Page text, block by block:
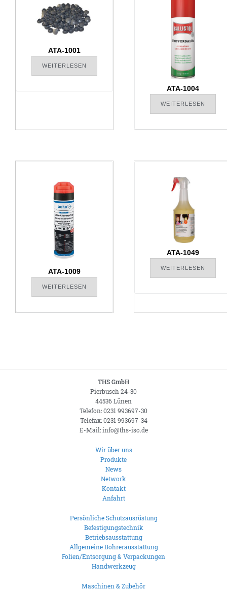
ATA-1001
WEITERLESEN
ATA-1004
WEITERLESEN
ATA-1009
WEITERLESEN
ATA-1049
WEITERLESEN
THS GmbH
Pierbusch 24-30
44536 Lünen
Telefon: 0231 993697-30
Telefax: 0231 993697-34
E-Mail: info@ths-iso.de
Wir über uns
Produkte
News
Network
Kontakt
Anfahrt
Persönliche Schutzausrüstung
Befestigungstechnik
Betriebsausstattung
Allgemeine Bohrerausstattung
Folien/Entsorgung & Verpackungen
Handwerkzeug
Maschinen & Zubehör